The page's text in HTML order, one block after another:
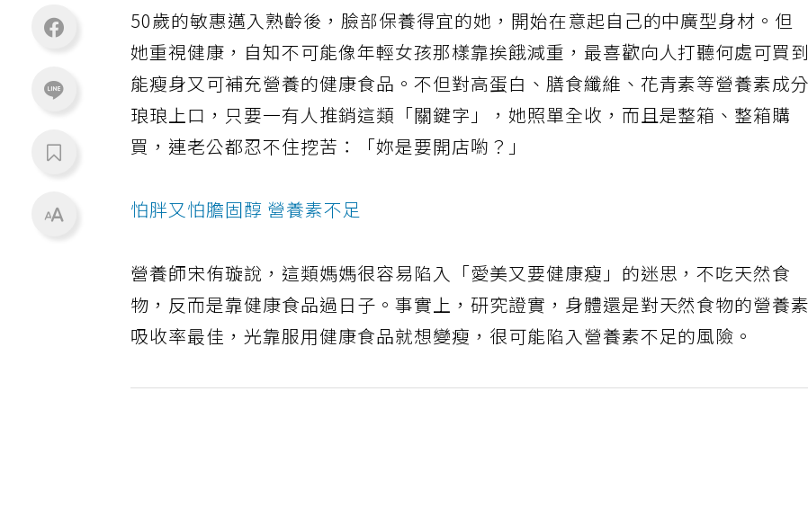
50歲的敏惠邁入熟齡後，臉部保養得宜的她，開始在意起自己的中廣型身材。但
她重視健康，自知不可能像年輕女孩那樣靠挨餓減重，最喜歡向人打聽何處可買到
能瘦身又可補充營養的健康食品。不但對高蛋白、膳食纖維、花青素等營養素成分
琅琅上口，只要一有人推銷這類「關鍵字」，她照單全收，而且是整箱、整箱購
買，連老公都忍不住挖苦：「妳是要開店喲？」
怕胖又怕膽固醇 營養素不足
營養師宋侑璇說，這類媽媽很容易陷入「愛美又要健康瘦」的迷思，不吃天然食
物，反而是靠健康食品過日子。事實上，研究證實，身體還是對天然食物的營養素
吸收率最佳，光靠服用健康食品就想變瘦，很可能陷入營養素不足的風險。